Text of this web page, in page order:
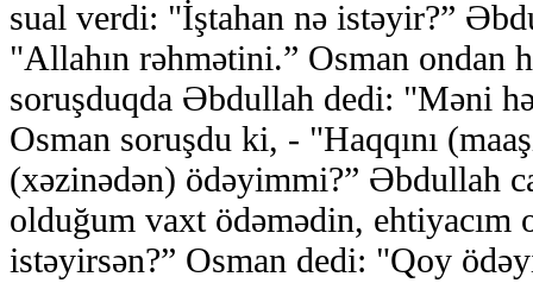
sual verdi: "İştahan nə istəyir?”
"Allahın rəhmətini.” Osman ondan
soruşduqda Əbdullah dedi: "Məni
Osman soruşdu ki, - "Haqqını
(xəzinədən) ödəyimmi?” Əbdullah
olduğum vaxt ödəmədin, ehtiyacım
istəyirsən?” Osman dedi: "Qoy